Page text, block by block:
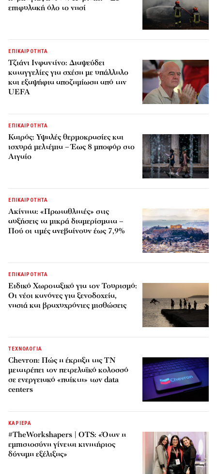
επιφυλακή όλο το νησί
ΕΠΙΚΑΙΡΟΤΗΤΑ
Τζιάνι Ινφαντίνο: Διαψεύδει
καταγγελίες για σχέση με υπάλληλο
και εξαψήφια αποζημίωση από την
UEFA
ΕΠΙΚΑΙΡΟΤΗΤΑ
Καιρός: Υψηλές θερμοκρασίες και
ισχυρά μελτέμια – Έως 8 μποφόρ στο
Αιγαίο
ΕΠΙΚΑΙΡΟΤΗΤΑ
Ακίνητα: «Πρωταθλητές» στις
αυξήσεις τα μικρά διαμερίσματα –
Πού οι τιμές ανεβαίνουν έως 7,9%
ΕΠΙΚΑΙΡΟΤΗΤΑ
Ειδικό Χωροταξικό για τον Τουρισμό:
Οι νέοι κανόνες για ξενοδοχεία,
νησιά και βραχυχρόνιες μισθώσεις
ΤΕΧΝΟΛΟΓΙΑ
Chevron: Πώς η έκρηξη της ΤΝ
μετατρέπει τον πετρελαϊκό κολοσσό
σε ενεργειακό «παίκτη» των data
centers
ΚΑΡΙΕΡΑ
#TheWorkshapers | OTS: «Όταν η
εμπιστοσύνη γίνεται κινητήριος
δύναμη εξέλιξης»